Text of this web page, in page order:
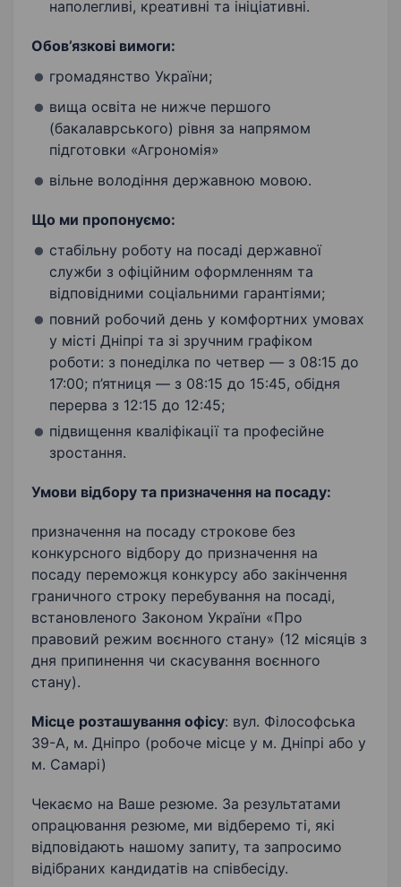
наполегливі, креативні та ініціативні.
Обов’язкові вимоги:
громадянство України;
вища освіта не нижче першого
(бакалаврського) рівня за напрямом
підготовки «Агрономія»
вільне володіння державною мовою.
Що ми пропонуємо:
стабільну роботу на посаді державної
служби з офіційним оформленням та
відповідними соціальними гарантіями;
повний робочий день у комфортних умовах
у місті Дніпрі та зі зручним графіком
роботи: з понеділка по четвер — з 08:15 до
17:00; п’ятниця — з 08:15 до 15:45, обідня
перерва з 12:15 до 12:45;
підвищення кваліфікації та професійне
зростання.
Умови відбору та призначення на посаду:
призначення на посаду строкове без
конкурсного відбору до призначення на
посаду переможця конкурсу або закінчення
граничного строку перебування на посаді,
встановленого Законом України «Про
правовий режим воєнного стану» (12 місяців з
дня припинення чи скасування воєнного
стану).
Місце розташування офісу: вул. Філософська
39-А, м. Дніпро (робоче місце у м. Дніпрі або у
м. Самарі)
Чекаємо на Ваше резюме. За результатами
опрацювання резюме, ми відберемо ті, які
відповідають нашому запиту, та запросимо
відібраних кандидатів на співбесіду.